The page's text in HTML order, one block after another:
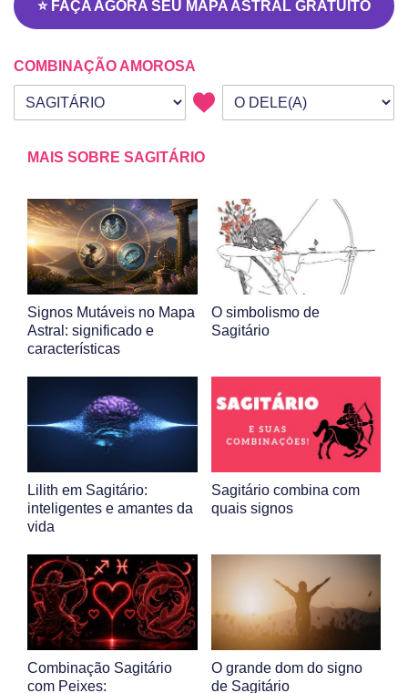
⭐ FAÇA AGORA SEU MAPA ASTRAL GRATUITO
COMBINAÇÃO AMOROSA
Seu signo
Signo da outra pessoa
MAIS SOBRE SAGITÁRIO
Signos Mutáveis no Mapa
Astral: significado e
características
O simbolismo de
Sagitário
Lilith em Sagitário:
inteligentes e amantes da
vida
Sagitário combina com
quais signos
Combinação Sagitário
com Peixes:
O grande dom do signo
de Sagitário